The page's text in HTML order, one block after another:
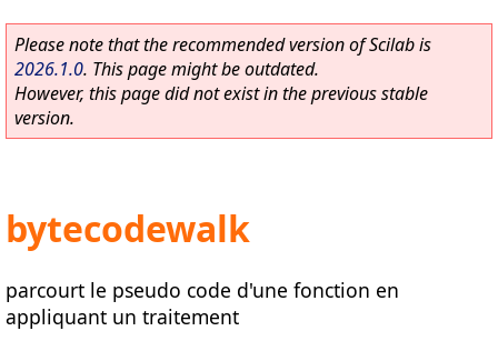
Please note that the recommended version of Scilab is
2026.1.0. This page might be outdated.
However, this page did not exist in the previous stable
version.
bytecodewalk
parcourt le pseudo code d'une fonction en
appliquant un traitement